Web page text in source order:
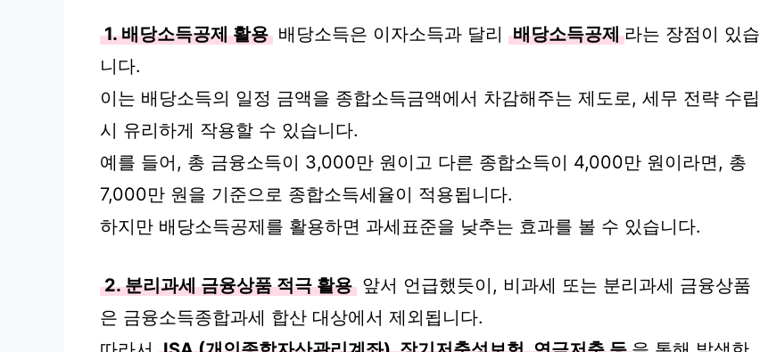
1. 배당소득공제 활용 배당소득은 이자소득과 달리 배당소득공제 라는 장점이 있습
니다.
이는 배당소득의 일정 금액을 종합소득금액에서 차감해주는 제도로, 세무 전략 수립
시 유리하게 작용할 수 있습니다.
예를 들어, 총 금융소득이 3,000만 원이고 다른 종합소득이 4,000만 원이라면, 총
7,000만 원을 기준으로 종합소득세율이 적용됩니다.
하지만 배당소득공제를 활용하면 과세표준을 낮추는 효과를 볼 수 있습니다.
2. 분리과세 금융상품 적극 활용 앞서 언급했듯이, 비과세 또는 분리과세 금융상품
은 금융소득종합과세 합산 대상에서 제외됩니다.